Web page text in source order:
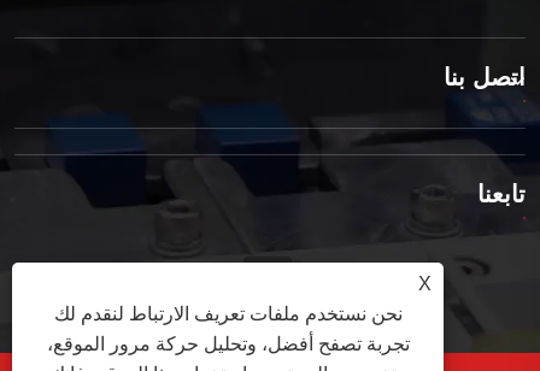
اتصل بنا
تابعنا
X
نحن نستخدم ملفات تعريف الارتباط لنقدم لك
تجربة تصفح أفضل، وتحليل حركة مرور الموقع،